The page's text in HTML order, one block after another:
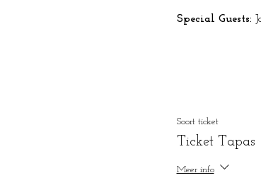
Special Guests:
Soort ticket
Ticket Tapas
Meer info